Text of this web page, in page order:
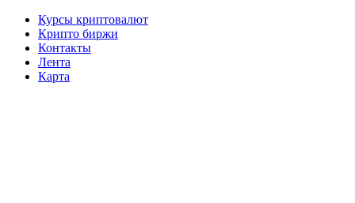
Курсы криптовалют
Крипто биржи
Контакты
Лента
Карта